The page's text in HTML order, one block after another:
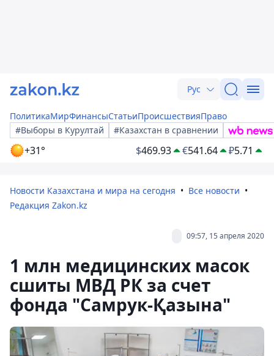
Рус
ПолитикаМирФинансыСтатьиПроисшествияПраво
#Выборы в Курултай
#Казахстан в сравнении
+31° $469.93 €541.64 ₽5.71
Новости Казахстана и мира на сегодня
Все новости
Редакция Zakon.kz
09:57, 15 апреля 2020
1 млн медицинских масок
сшиты МВД РК за счет
фонда "Самрук-Қазына"